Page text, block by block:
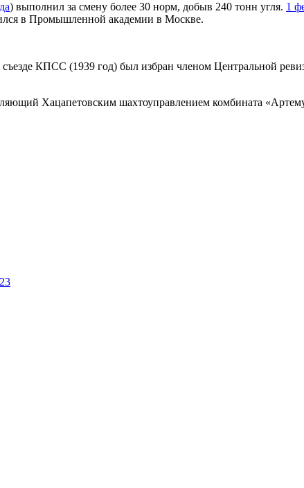
) выполнил за смену более 30 норм, добыв 240 тонн угля. 1
в Промышленной академии в Москве.
КПСС (1939 год) был избран членом Центральной
Хацапетовским шахтоуправлением комбината